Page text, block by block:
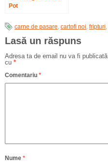
Pot
carne de pasare cartofi noi fripturi
Lasă un răspuns
Adresa ta de email nu va fi publicată.
cu *
Comentariu *
Nume *